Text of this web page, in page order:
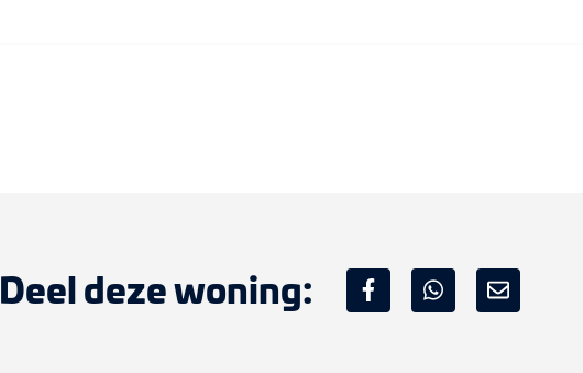
Deel deze woning: